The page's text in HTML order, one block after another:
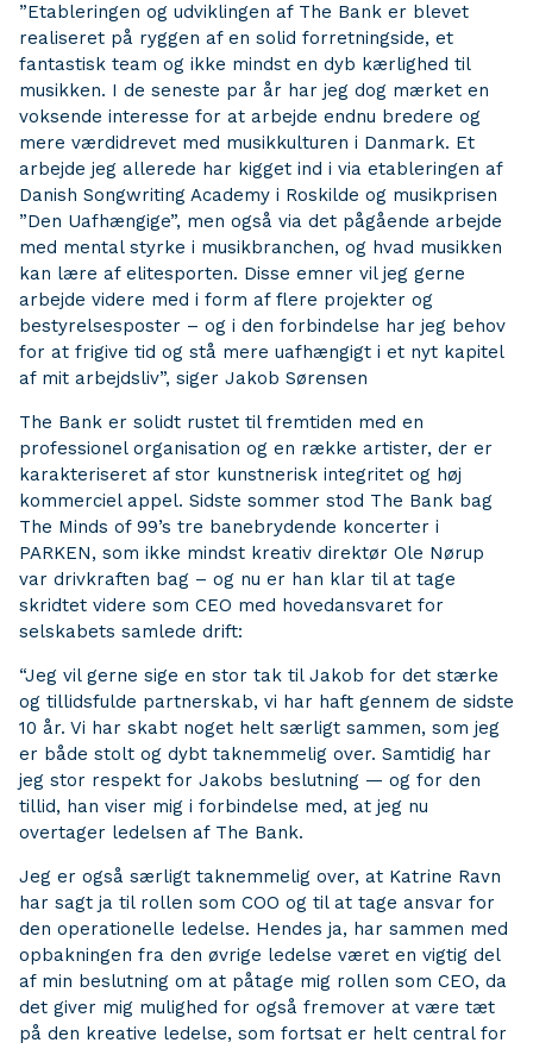
”Etableringen og udviklingen af The Bank er blevet
realiseret på ryggen af en solid forretningside, et
fantastisk team og ikke mindst en dyb kærlighed til
musikken. I de seneste par år har jeg dog mærket en
voksende interesse for at arbejde endnu bredere og
mere værdidrevet med musikkulturen i Danmark. Et
arbejde jeg allerede har kigget ind i via etableringen af
Danish Songwriting Academy i Roskilde og musikprisen
”Den Uafhængige”, men også via det pågående arbejde
med mental styrke i musikbranchen, og hvad musikken
kan lære af elitesporten. Disse emner vil jeg gerne
arbejde videre med i form af flere projekter og
bestyrelsesposter – og i den forbindelse har jeg behov
for at frigive tid og stå mere uafhængigt i et nyt kapitel
af mit arbejdsliv”, siger Jakob Sørensen
The Bank er solidt rustet til fremtiden med en
professionel organisation og en række artister, der er
karakteriseret af stor kunstnerisk integritet og høj
kommerciel appel. Sidste sommer stod The Bank bag
The Minds of 99’s tre banebrydende koncerter i
PARKEN, som ikke mindst kreativ direktør Ole Nørup
var drivkraften bag – og nu er han klar til at tage
skridtet videre som CEO med hovedansvaret for
selskabets samlede drift:
“Jeg vil gerne sige en stor tak til Jakob for det stærke
og tillidsfulde partnerskab, vi har haft gennem de sidste
10 år. Vi har skabt noget helt særligt sammen, som jeg
er både stolt og dybt taknemmelig over. Samtidig har
jeg stor respekt for Jakobs beslutning — og for den
tillid, han viser mig i forbindelse med, at jeg nu
overtager ledelsen af The Bank.
Jeg er også særligt taknemmelig over, at Katrine Ravn
har sagt ja til rollen som COO og til at tage ansvar for
den operationelle ledelse. Hendes ja, har sammen med
opbakningen fra den øvrige ledelse været en vigtig del
af min beslutning om at påtage mig rollen som CEO, da
det giver mig mulighed for også fremover at være tæt
på den kreative ledelse, som fortsat er helt central for